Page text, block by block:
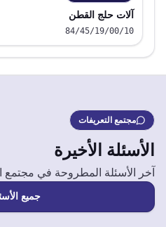
آلات حلج القطن
84/45/19/00/10
مجتمع التعريفات
الأسئلة الأخيرة
آخر الأسئلة المطروحة في مجتمع
جميع